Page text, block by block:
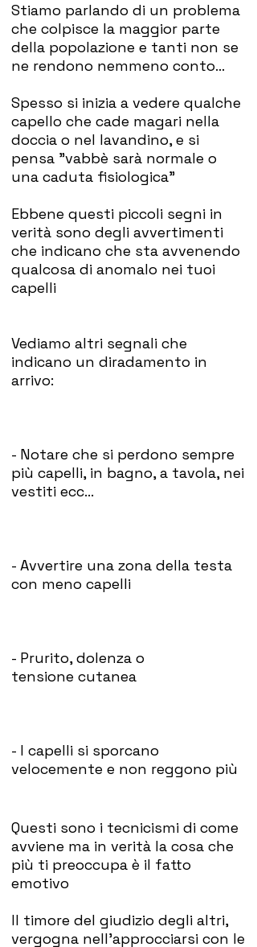
Stiamo parlando di un problema
che colpisce la maggior parte
della popolazione e tanti non se
ne rendono nemmeno conto...
Spesso si inizia a vedere qualche
capello che cade magari nella
doccia o nel lavandino, e si
pensa "vabbè sarà normale o
una caduta fisiologica"
Ebbene questi piccoli segni in
verità sono degli avvertimenti
che indicano che sta avvenendo
qualcosa di anomalo nei tuoi
capelli
Vediamo altri segnali che
indicano un diradamento in
arrivo:
- Notare che si perdono sempre
più capelli, in bagno, a tavola, nei
vestiti ecc...
- Avvertire una zona della testa
con meno capelli
- Prurito, dolenza o
tensione cutanea
- I capelli si sporcano
velocemente e non reggono più
Questi sono i tecnicismi di come
avviene ma in verità la cosa che
più ti preoccupa è il fatto
emotivo
Il timore del giudizio degli altri,
vergogna nell'approcciarsi con le